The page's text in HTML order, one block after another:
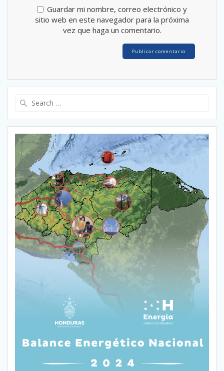
Guardar mi nombre, correo electrónico y
sitio web en este navegador para la próxima
vez que haga un comentario.